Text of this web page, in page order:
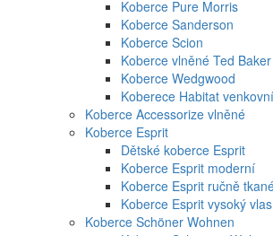
Koberce Pure Morris
Koberce Sanderson
Koberce Scion
Koberce vlněné Ted Baker
Koberce Wedgwood
Koberece Habitat venkovní
Koberce Accessorize vlněné
Koberce Esprit
Dětské koberce Esprit
Koberce Esprit moderní
Koberce Esprit ručně
Koberce Esprit vysoký vlas
Koberce Schöner Wohnen